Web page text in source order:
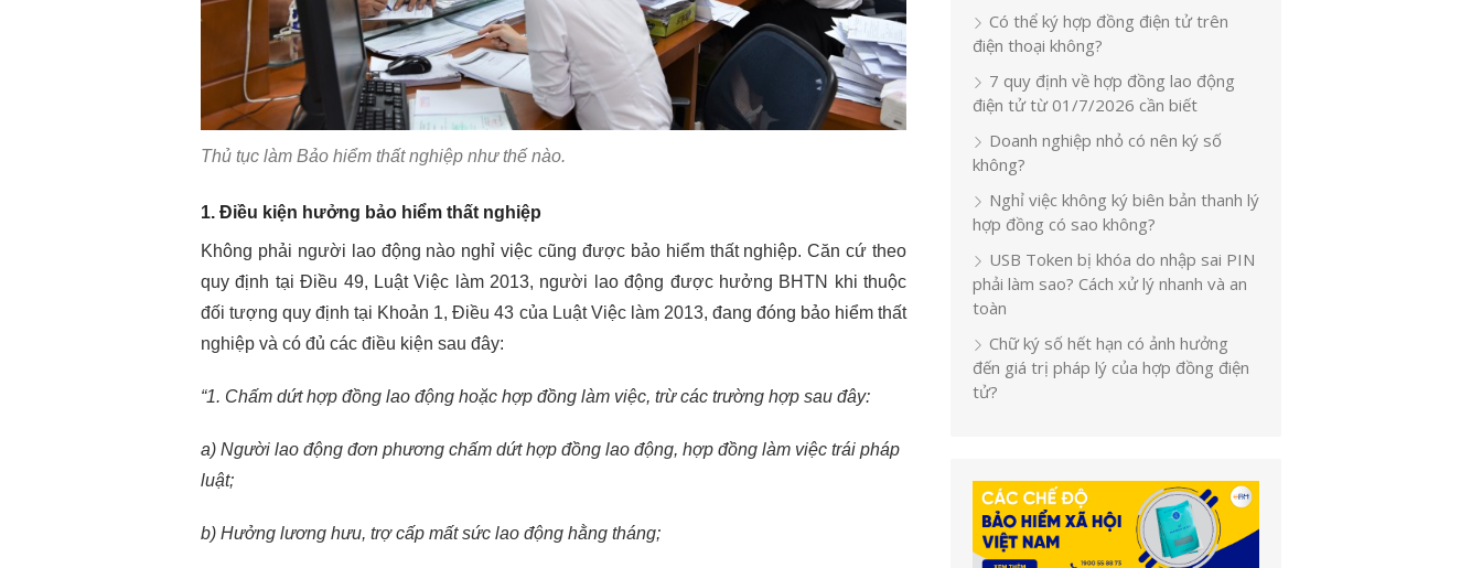
Thủ tục làm Bảo hiểm thất nghiệp như thế nào.
1. Điều kiện hưởng bảo hiểm thất nghiệp
Không phải người lao động nào nghỉ việc cũng được bảo hiểm thất nghiệp. Căn cứ theo
quy định tại Điều 49, Luật Việc làm 2013, người lao động được hưởng BHTN khi thuộc
đối tượng quy định tại Khoản 1, Điều 43 của Luật Việc làm 2013, đang đóng bảo hiểm thất
nghiệp và có đủ các điều kiện sau đây:
“1. Chấm dứt hợp đồng lao động hoặc hợp đồng làm việc, trừ các trường hợp sau đây:
a) Người lao động đơn phương chấm dứt hợp đồng lao động, hợp đồng làm việc trái pháp
luật;
b) Hưởng lương hưu, trợ cấp mất sức lao động hằng tháng;
Có thể ký hợp đồng điện tử trên
điện thoại không?
7 quy định về hợp đồng lao động
điện tử từ 01/7/2026 cần biết
Doanh nghiệp nhỏ có nên ký số
không?
Nghỉ việc không ký biên bản thanh lý
hợp đồng có sao không?
USB Token bị khóa do nhập sai PIN
phải làm sao? Cách xử lý nhanh và an
toàn
Chữ ký số hết hạn có ảnh hưởng
đến giá trị pháp lý của hợp đồng điện
tử?